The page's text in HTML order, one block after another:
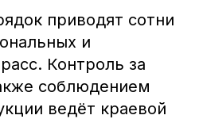
приводят сотни
и
Контроль за
соблюдением
ведёт краевой